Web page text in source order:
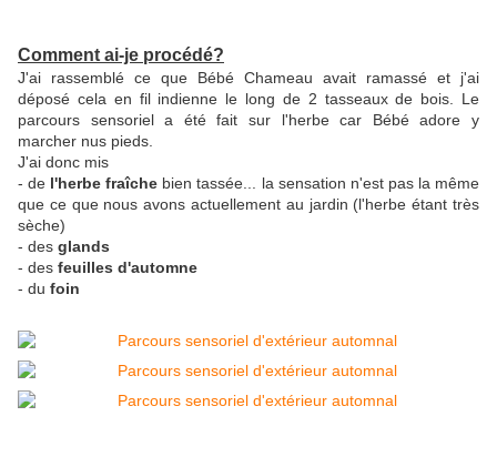
Comment ai-je procédé?
J'ai rassemblé ce que Bébé Chameau avait ramassé et j'ai
déposé cela en fil indienne le long de 2 tasseaux de bois. Le
parcours sensoriel a été fait sur l'herbe car Bébé adore y
marcher nus pieds.
J'ai donc mis
- de l'herbe fraîche bien tassée... la sensation n'est pas la même
que ce que nous avons actuellement au jardin (l'herbe étant très
sèche)
- des glands
- des feuilles d'automne
- du foin